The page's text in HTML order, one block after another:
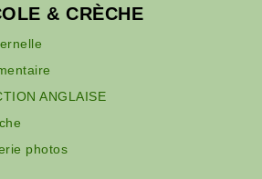
& CRÈCHE
ANGLAISE
photos